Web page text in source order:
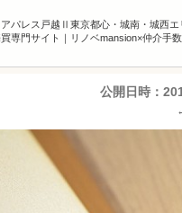
アパレス戸越Ⅱ東京都心・城南・城西エ
専門サイト｜リノベmansion×仲介手
公開日時：